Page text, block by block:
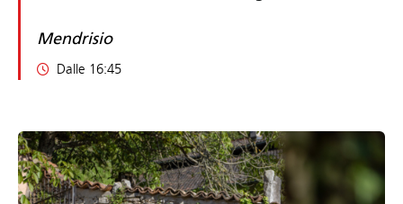
Mendrisio
Dalle 16:45